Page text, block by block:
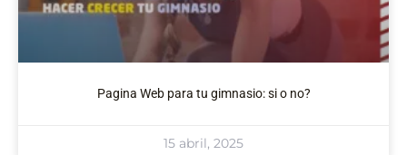
Pagina Web para tu gimnasio: si o no?
15 abril, 2025